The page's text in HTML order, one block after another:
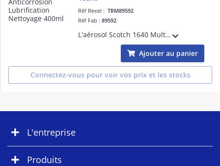
Réf Rexel :TRM89592
Réf Fab :89592
L'aérosol Scotch 1640 Multi-fonctions est un produit très polyvalent. Grâce à sa composition spécifique, il possède d'excellentes propriétés d'anticorrosion, de lubrification et de nettoyage.
Ajouter au panier
Connectez-vous pour voir vos prix et les stocks
L'entreprise
Produits